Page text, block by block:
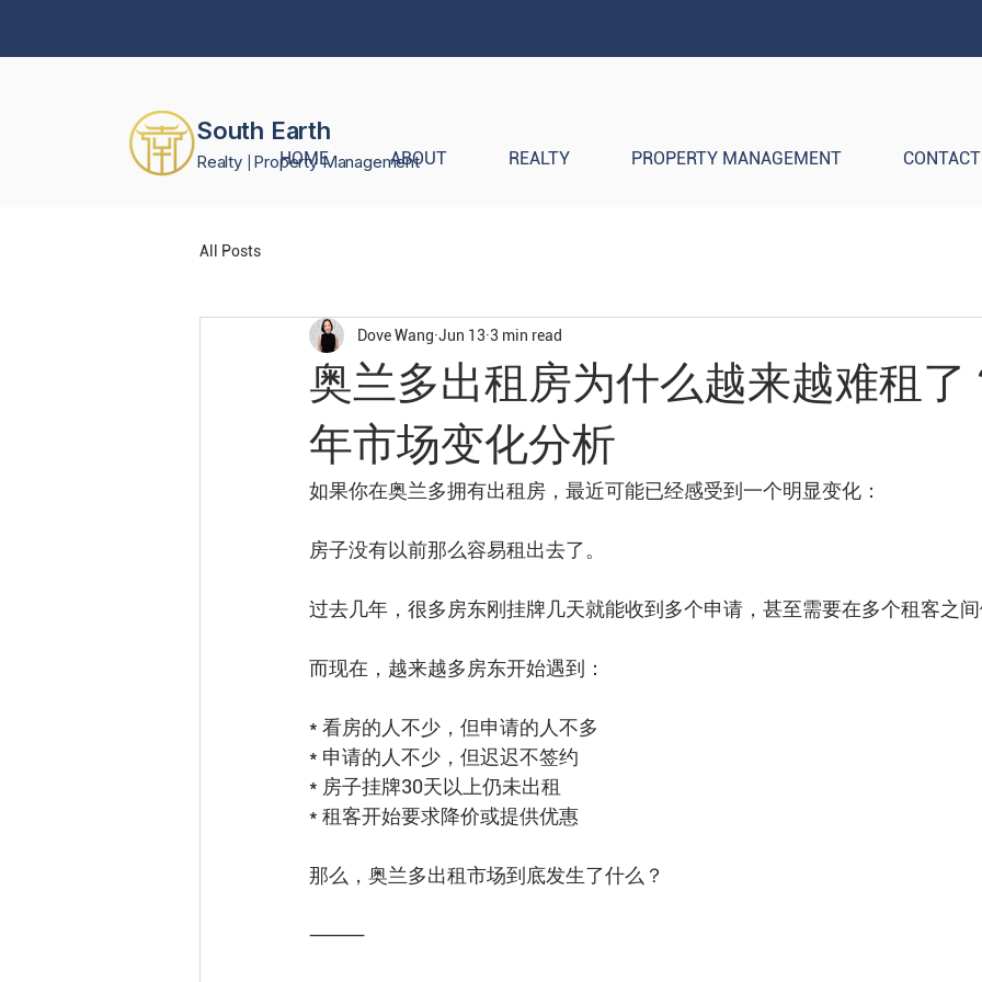
South Earth
Realty Property Management
HOME ABOUT REALTY PROPERTY MANAGEMENT CONTACT
All Posts
奥兰多出租房为什么越来越难租
年市场变化分析
Dove Wang Jun 13 3 min read
如果你在奥兰多拥有出租房，最近可能已经感受到一个明显变化：
房子没有以前那么容易租出去了。
过去几年，很多房东刚挂牌几天就能收到多个申请，甚至需要在多个租客之
而现在，越来越多房东开始遇到：
* 看房的人不少，但申请的人不多
* 申请的人不少，但迟迟不签约
* 房子挂牌30天以上仍未出租
* 租客开始要求降价或提供优惠
那么，奥兰多出租市场到底发生了什么？
⸻